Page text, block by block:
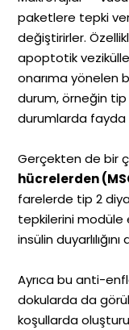
paketlere tepki
değiştirirler.
apoptotik
onarıma yönelen
durum, örneğin
durumlarda fayda
Gerçekten de bir
hücrelerden
farelerde tip 2
tepkilerini modüle
insülin duyarlılığını
Ayrıca bu anti-
dokularda da
koşullarda